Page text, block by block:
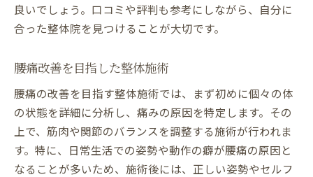
良いでしょう。口コミや評判も参考にしながら、自分に
合った整体院を見つけることが大切です。
腰痛改善を目指した整体施術
腰痛の改善を目指す整体施術では、まず初めに個々の体
の状態を詳細に分析し、痛みの原因を特定します。その
上で、筋肉や関節のバランスを調整する施術が行われま
す。特に、日常生活での姿勢や動作の癖が腰痛の原因と
なることが多いため、施術後には、正しい姿勢やセルフ